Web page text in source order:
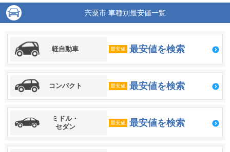
宍粟市 車種別最安値一覧
軽自動車 最安値 最安値を検索
コンパクト 最安値 最安値を検索
ミドル・
セダン
最安値 最安値を検索